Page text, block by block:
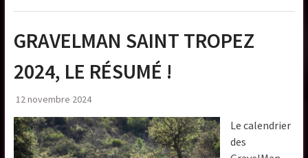
GRAVELMAN SAINT TROPEZ
2024, LE RÉSUMÉ !
12 novembre 2024
Le calendrier
des